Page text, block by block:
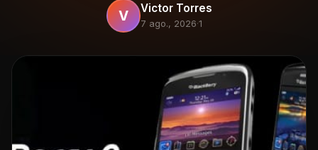
V Victor Torres
7 ago., 2026·1